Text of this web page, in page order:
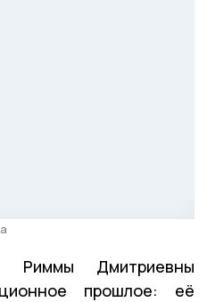
Риммы Дмитриевны
прошлое: её